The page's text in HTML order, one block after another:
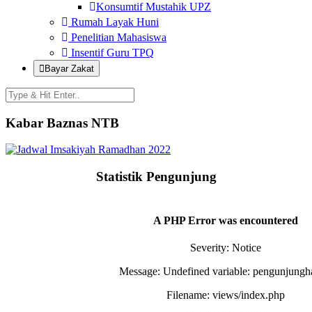
Konsumtif Mustahik UPZ
Rumah Layak Huni
Penelitian Mahasiswa
Insentif Guru TPQ
Bayar Zakat
Kabar Baznas NTB
Statistik Pengunjung
A PHP Error was encountered
Severity: Notice
Message: Undefined variable:
Filename: views/index.php